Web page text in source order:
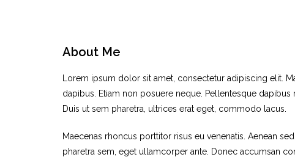
About Me
Lorem ipsum dolor sit amet, consectetur adipiscing elit.
dapibus. Etiam non posuere neque. Pellentesque
Duis ut sem pharetra, ultrices erat eget, commodo lacus.
Maecenas rhoncus porttitor risus eu venenatis. Aenean
pharetra sem, eget ullamcorper ante. Donec accumsan